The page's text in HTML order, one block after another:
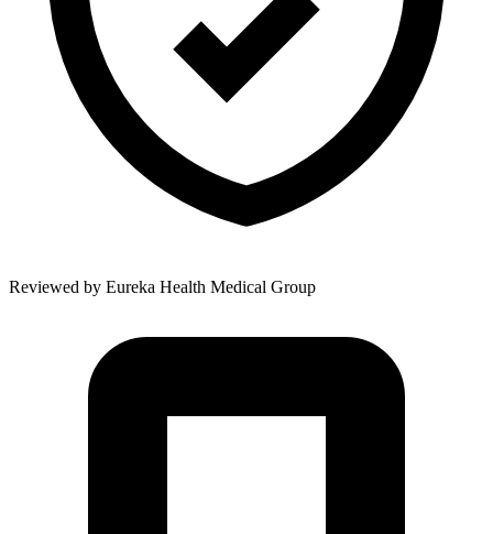
Reviewed by Eureka Health Medical Group